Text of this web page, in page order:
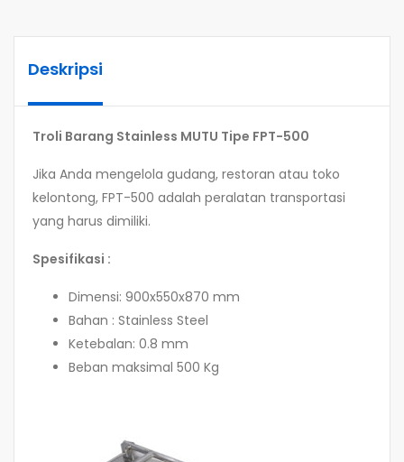
Deskripsi
Troli Barang Stainless MUTU Tipe FPT-500
Jika Anda mengelola gudang, restoran atau toko
kelontong, FPT-500 adalah peralatan transportasi
yang harus dimiliki.
Spesifikasi :
Dimensi: 900x550x870 mm
Bahan : Stainless Steel
Ketebalan: 0.8 mm
Beban maksimal 500 Kg